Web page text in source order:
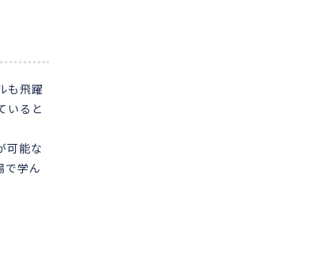
も飛躍
いると
可能な
で学ん